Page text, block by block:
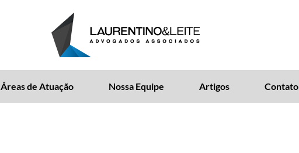
Áreas de Atuação Nossa Equipe Artigos Contato